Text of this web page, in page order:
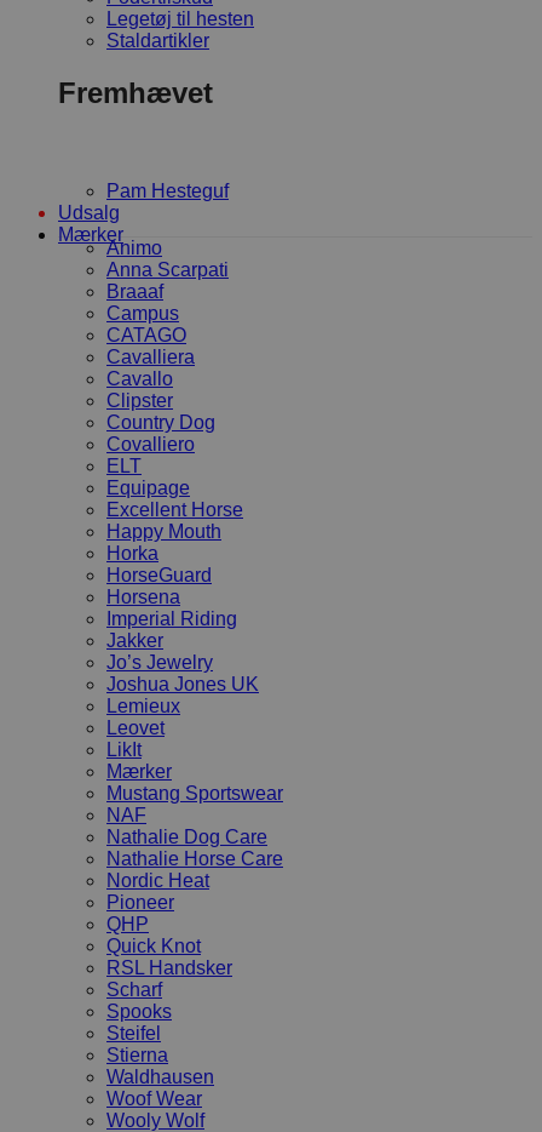
Legetøj til hesten
Staldartikler
Fremhævet
Pam Hesteguf
Udsalg
Mærker
Animo
Anna Scarpati
Braaaf
Campus
CATAGO
Cavalliera
Cavallo
Clipster
Country Dog
Covalliero
ELT
Equipage
Excellent Horse
Happy Mouth
Horka
HorseGuard
Horsena
Imperial Riding
Jakker
Jo’s Jewelry
Joshua Jones UK
Lemieux
Leovet
LikIt
Mærker
Mustang Sportswear
NAF
Nathalie Dog Care
Nathalie Horse Care
Nordic Heat
Pioneer
QHP
Quick Knot
RSL Handsker
Scharf
Spooks
Steifel
Stierna
Waldhausen
Woof Wear
Wooly Wolf